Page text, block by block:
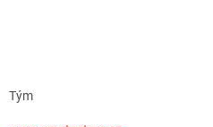
Tým